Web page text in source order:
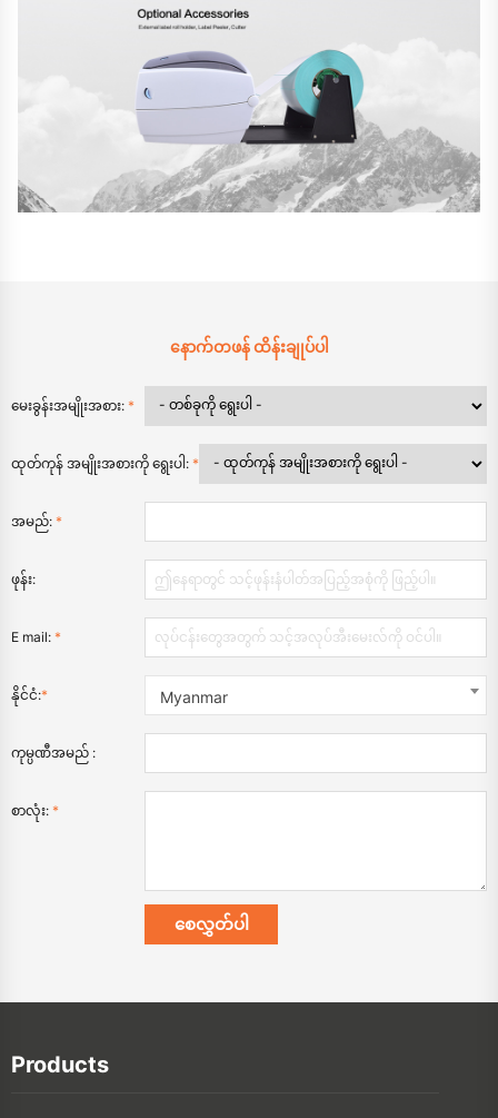
နောက်တဖန် ထိန်းချုပ်ပါ
မေးခွန်းအမျိုးအစား: *
ထုတ်ကုန် အမျိုးအစားကို ရွေးပါ: *
အမည်: *
ဖုန်း:
E mail: *
နိုင်ငံ:* Myanmar
ကုမ္ပဏီအမည် :
စာလုံး: *
Products